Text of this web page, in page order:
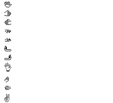
🖖
🫱
🫲
🫳
🫴
🫷
🫸
👌
🤌
🤏
✌️